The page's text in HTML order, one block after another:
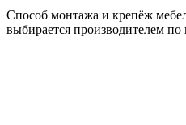
Способ монтажа и крепёж
выбирается производителем